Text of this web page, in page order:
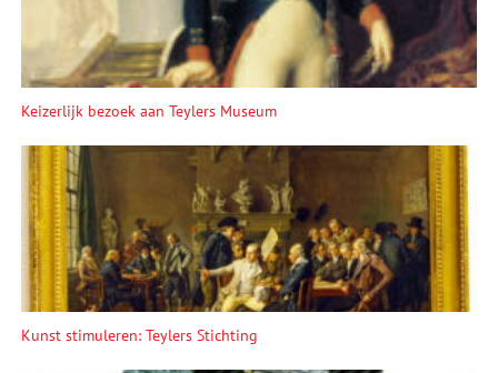
Keizerlijk bezoek aan Teylers Museum
Kunst stimuleren: Teylers Stichting